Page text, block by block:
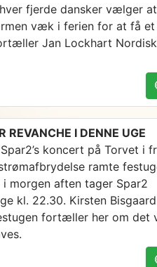
fjerde dansker vælger
væk i ferien for at få et
Jan Lockhart
REVANCHE I DENNE UGE
koncert på Torvet i
ramte
morgen aften tager Spar2
kl. 22.30. Kirsten Bisgaard
fortæller her om det